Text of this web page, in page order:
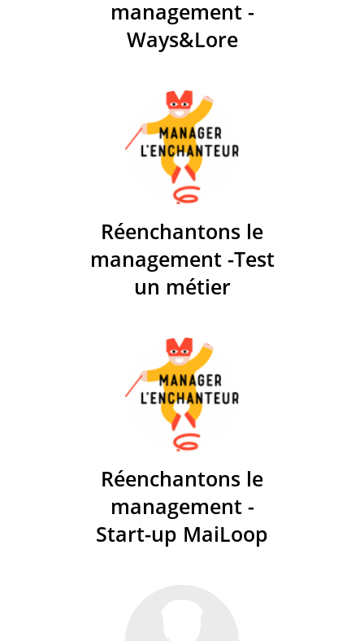
management -
Ways&Lore
Réenchantons le
management -Test
un métier
Réenchantons le
management -
Start-up MaiLoop